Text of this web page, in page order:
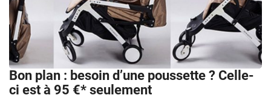
Bon plan : besoin d’une poussette ? Celle-
ci est à 95 €* seulement